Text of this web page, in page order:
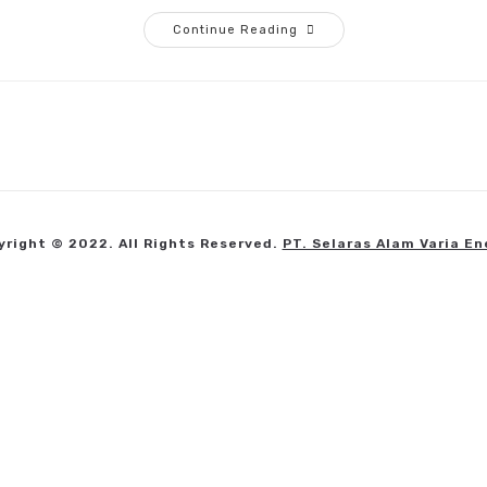
Continue Reading
© 2022. All Rights Reserved. PT. Selaras Alam Varia